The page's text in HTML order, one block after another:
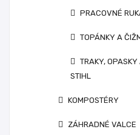
PRACOVNÉ
TOPÁNKY A
TRAKY,
STIHL
KOMPOSTÉRY
ZÁHRADNÉ VALCE